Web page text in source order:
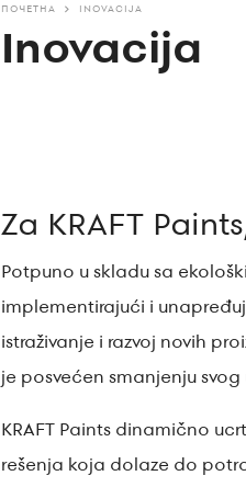
ПОЧЕТНА INOVACIJA
Inovacija
Za KRAFT
Potpuno u skladu sa
implementirajući i
istraživanje i razvoj novih
je posvećen smanjenju
KRAFT Paints dinamično
rešenja koja dolaze do